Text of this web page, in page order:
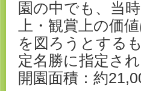
園の中でも、当
上・観賞上の価
を図ろうとする
定名勝に指定され
開園面積：約